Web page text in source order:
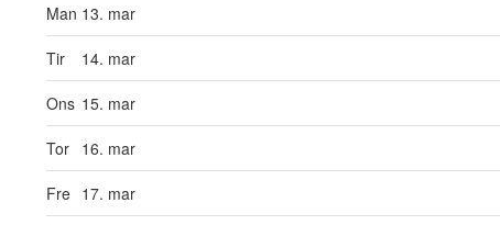
Man 13. mar
Tir 14. mar
Ons 15. mar
Tor 16. mar
Fre 17. mar